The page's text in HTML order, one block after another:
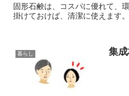
固形石鹸は、コスパに優れて、
掛けておけば、清潔に使えます。
暮らし 集